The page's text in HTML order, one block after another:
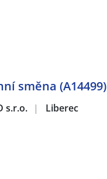
směna (A14499)
s.r.o. | Liberec